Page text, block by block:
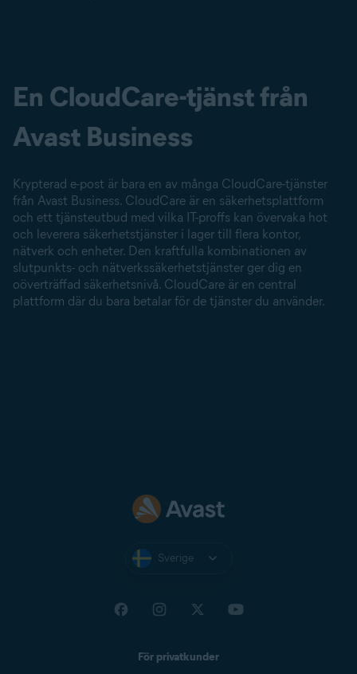
En CloudCare-tjänst från
Avast Business
Krypterad e-post är bara en av många CloudCare-tjänster
från Avast Business. CloudCare är en säkerhetsplattform
och ett tjänsteutbud med vilka IT-proffs kan övervaka hot
och leverera säkerhetstjänster i lager till flera kontor,
nätverk och enheter. Den kraftfulla kombinationen av
slutpunkts- och nätverkssäkerhetstjänster ger dig en
oöverträffad säkerhetsnivå. CloudCare är en central
plattform där du bara betalar för de tjänster du använder.
Sverige
För privatkunder